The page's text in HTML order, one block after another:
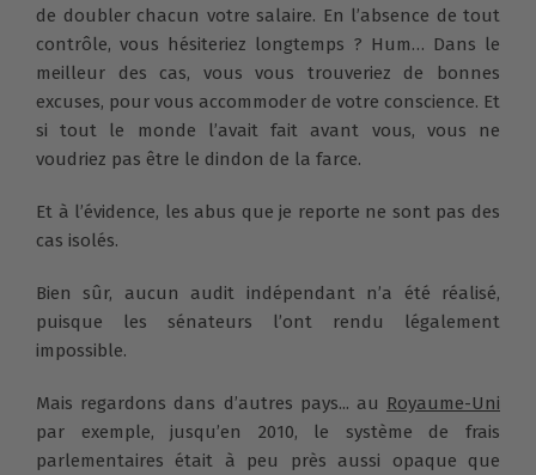
de doubler chacun votre salaire. En l’absence de tout
contrôle, vous hésiteriez longtemps ? Hum… Dans le
meilleur des cas, vous vous trouveriez de bonnes
excuses, pour vous accommoder de votre conscience. Et
si tout le monde l’avait fait avant vous, vous ne
voudriez pas être le dindon de la farce.
Et à l’évidence, les abus que je reporte ne sont pas des
cas isolés.
Bien sûr, aucun audit indépendant n’a été réalisé,
puisque les sénateurs l’ont rendu légalement
impossible.
Mais regardons dans d’autres pays... au Royaume-Uni
par exemple, jusqu’en 2010, le système de frais
parlementaires était à peu près aussi opaque que